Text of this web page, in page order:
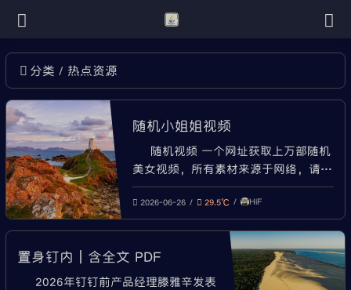
分类 热点资源
随机小姐姐视频
随机视频 一个网址获取上万部随机
美女视频，所有素材来源于网络，请谨
慎观看！ 如有侵权或不良内容，请反
馈。 https://chi.re/video.html
2026-06-26 29.5℃ HiF
置身钉内｜含全文 PDF
2026年钉钉前产品经理滕雅辛发表